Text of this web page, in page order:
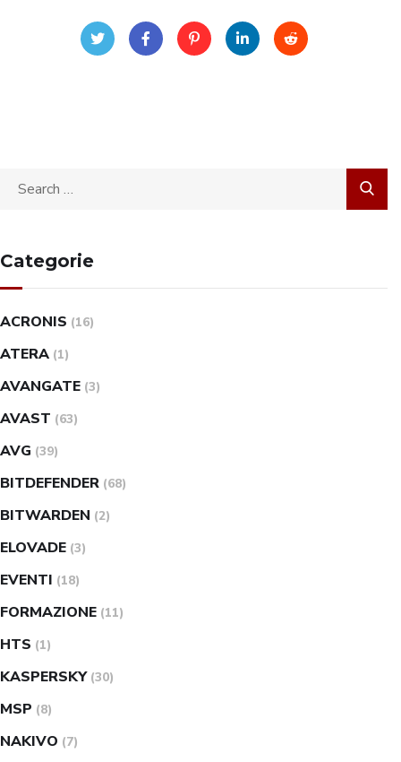
Categorie
ACRONIS (16)
ATERA (1)
AVANGATE (3)
AVAST (63)
AVG (39)
BITDEFENDER (68)
BITWARDEN (2)
ELOVADE (3)
EVENTI (18)
FORMAZIONE (11)
HTS (1)
KASPERSKY (30)
MSP (8)
NAKIVO (7)